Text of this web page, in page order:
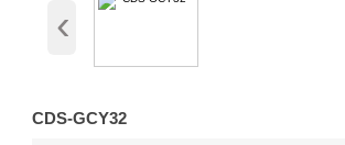
‹
CDS-GCY32